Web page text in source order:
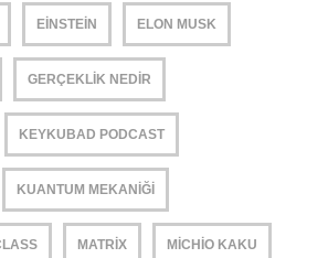
EINSTEIN ELON MUSK
GERÇEKLIK NEDIR
KEYKUBAD PODCAST
KUANTUM MEKANIĞI
MATRIX MICHIO KAKU